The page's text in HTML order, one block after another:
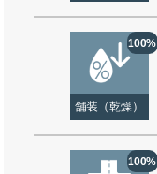
100%
舗装（乾燥）
100%